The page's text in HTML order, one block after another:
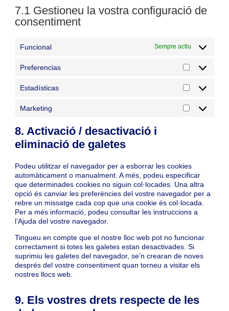
7.1 Gestioneu la vostra configuració de
consentiment
Funcional Sempre actiu
Preferencias
Estadísticas
Estadísticas
Marketing
Marketing
8. Activació / desactivació i
eliminació de galetes
Podeu utilitzar el navegador per a esborrar les cookies
automàticament o manualment. A més, podeu especificar
que determinades cookies no siguin col·locades. Una altra
opció és canviar les preferències del vostre navegador per a
rebre un missatge cada cop que una cookie és col·locada.
Per a més informació, podeu consultar les instruccions a
l’Ajuda del vostre navegador.
Tingueu en compte que el nostre lloc web pot no funcionar
correctament si totes les galetes estan desactivades. Si
suprimiu les galetes del navegador, se’n crearan de noves
després del vostre consentiment quan torneu a visitar els
nostres llocs web.
9. Els vostres drets respecte de les